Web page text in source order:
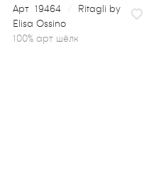
19464
Ritagli by
Elisa Ossino
100% арт шёлк